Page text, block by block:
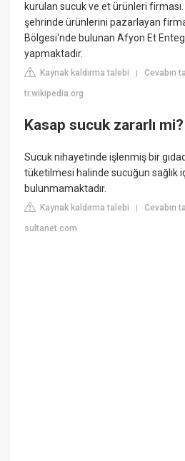
kurulan sucuk ve et ürünleri
şehrinde ürünlerini pazarlayan
Bölgesi'nde bulunan Afyon Et
yapmaktadır.
Kaynak kaldırma talebi |Cevabın
tr.wikipedia.org
Kasap sucuk zararlı mi?
Sucuk nihayetinde işlenmiş bir
tüketilmesi halinde sucuğun sağlık
bulunmamaktadır.
Kaynak kaldırma talebi |Cevabın
sultanet.com